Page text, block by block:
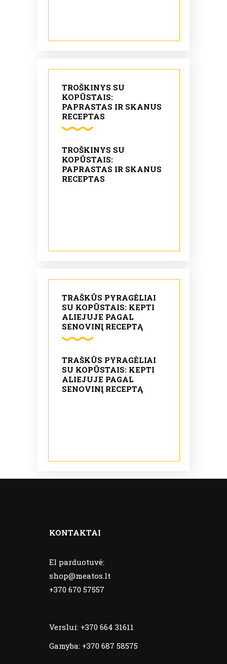
TROŠKINYS SU
KOPŪSTAIS:
PAPRASTAS IR SKANUS
RECEPTAS
TROŠKINYS SU
KOPŪSTAIS:
PAPRASTAS IR SKANUS
RECEPTAS
TRAŠKŪS PYRAGĖLIAI
SU KOPŪSTAIS: KEPTI
ALIEJUJE PAGAL
SENOVINĮ RECEPTĄ
TRAŠKŪS PYRAGĖLIAI
SU KOPŪSTAIS: KEPTI
ALIEJUJE PAGAL
SENOVINĮ RECEPTĄ
KONTAKTAI
El parduotuvė:
shop@meatos.lt
+370 670 57557
Verslui: +370 664 31611
Gamyba: +370 687 58575